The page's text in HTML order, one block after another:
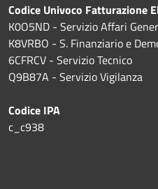
Codice Univoco Fatturazione
K0O5ND - Servizio Affari
K8VRBO - S. Finanziario e
6CFRCV - Servizio Tecnico
Q9B87A - Servizio Vigilanza
Codice IPA
c_c938